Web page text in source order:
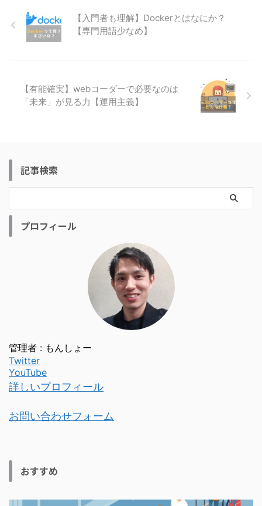
【入門者も理解】Dockerとはなにか？
【専門用語少なめ】
【有能確実】webコーダーで必要なのは
「未来」が見る力【運用主義】
記事検索
プロフィール
管理者 : もんしょー
Twitter
YouTube
詳しいプロフィール
お問い合わせフォーム
おすすめ